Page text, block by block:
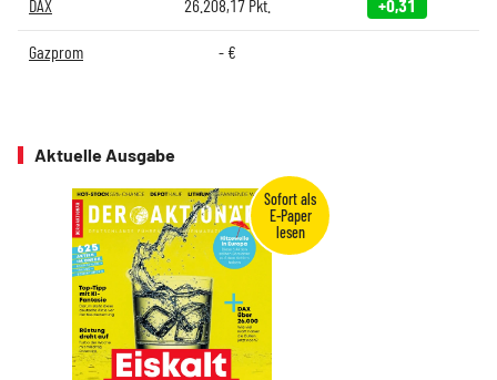
DAX 26.208,17Pkt. +0,31
Gazprom -€
Aktuelle Ausgabe